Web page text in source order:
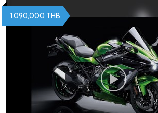
1,090,000 THB